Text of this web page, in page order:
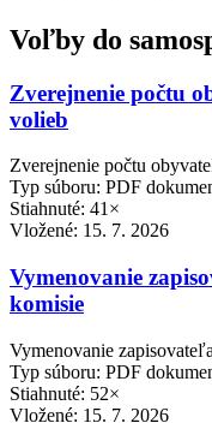
Voľby do
Zverejnenie počtu
volieb
Zverejnenie počtu
Typ súboru: PDF
Stiahnuté: 41×
Vložené: 15. 7. 2026
Vymenovanie
komisie
Vymenovanie
Typ súboru: PDF
Stiahnuté: 52×
Vložené: 15. 7. 2026